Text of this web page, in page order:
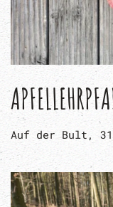
Auf der Bult,